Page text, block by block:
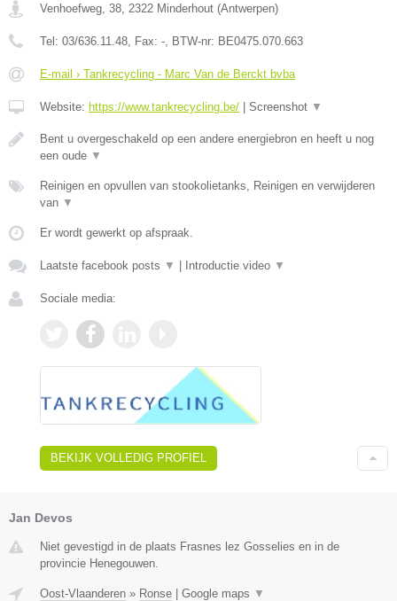
Venhoefweg, 38 2322 Minderhout (Antwerpen)
Tel: 03/636.11.48 , Fax: - , BTW-nr: BE0475.070.663
E-mail › Tankrecycling - Marc Van de Berckt bvba
Website: https://www.tankrecycling.be/ | Screenshot ▼
Bent u overgeschakeld op een andere energiebron en heeft u nog
een oude ▼
Reinigen en opvullen van stookolietanks, Reinigen en verwijderen
van ▼
Er wordt gewerkt op afspraak.
Laatste facebook posts ▼ | Introductie video ▼
Sociale media:
BEKIJK VOLLEDIG PROFIEL
Jan Devos
Niet gevestigd in de plaats Frasnes lez Gosselies en in de
provincie Henegouwen.
Oost-Vlaanderen » Ronse Google maps ▼